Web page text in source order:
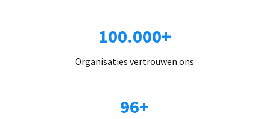
100.000+
Organisaties vertrouwen ons
96+